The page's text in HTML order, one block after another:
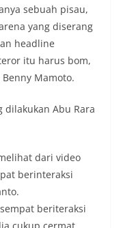
sebuah pisau,
yang diserang
headline
itu harus bom,
Mamoto.
dilakukan Abu Rara
dari video
berinteraksi
beriteraksi